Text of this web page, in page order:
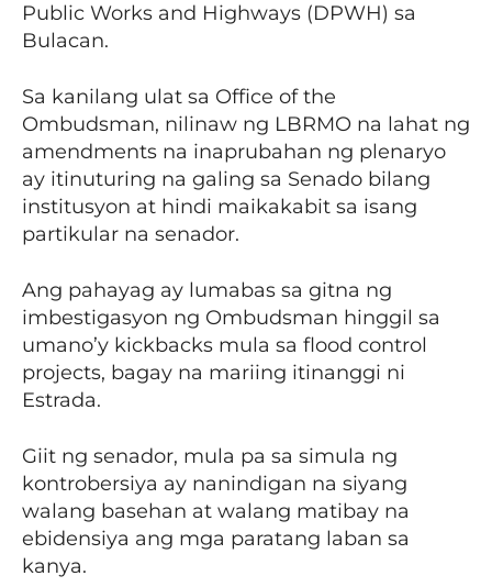
Public Works and Highways (DPWH) sa
Bulacan.
Sa kanilang ulat sa Office of the
Ombudsman, nilinaw ng LBRMO na lahat ng
amendments na inaprubahan ng plenaryo
ay itinuturing na galing sa Senado bilang
institusyon at hindi maikakabit sa isang
partikular na senador.
Ang pahayag ay lumabas sa gitna ng
imbestigasyon ng Ombudsman hinggil sa
umano’y kickbacks mula sa flood control
projects, bagay na mariing itinanggi ni
Estrada.
Giit ng senador, mula pa sa simula ng
kontrobersiya ay nanindigan na siyang
walang basehan at walang matibay na
ebidensiya ang mga paratang laban sa
kanya.